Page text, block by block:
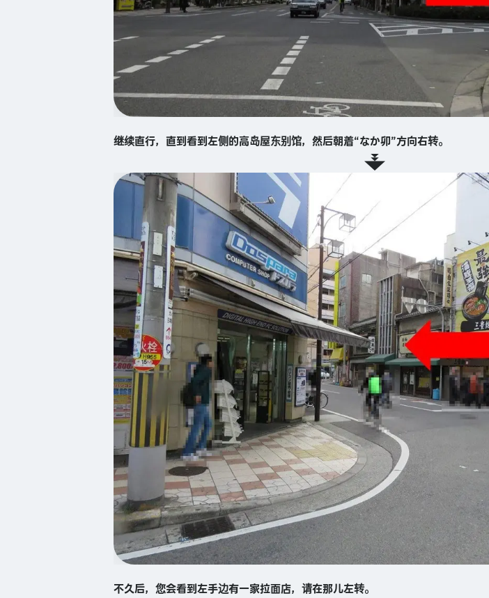
继续直行，直到看到左侧的高岛屋东别馆，然后朝着“なか卯”方向右转。
不久后，您会看到左手边有一家拉面店，请在那儿左转。